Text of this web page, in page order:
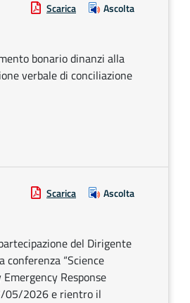
Scarica Ascolta
bonario dinanzi alla
verbale di conciliazione
Scarica Ascolta
del Dirigente
“Science
Response
05/2026 e rientro il